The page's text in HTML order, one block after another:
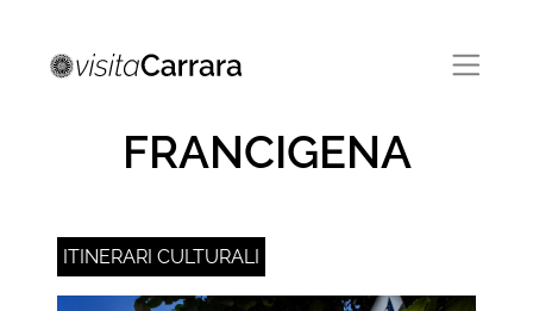
FRANCIGENA
ITINERARI CULTURALI